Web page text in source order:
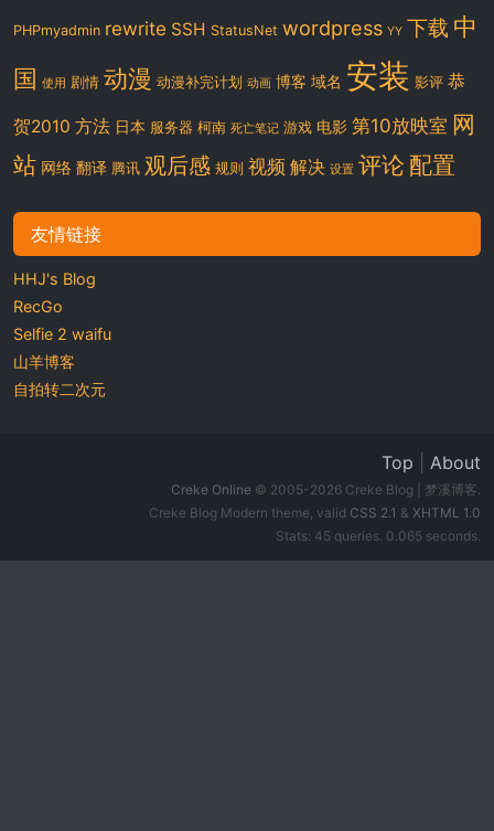
PHPmyadmin rewrite SSH StatusNet wordpress YY 下载 中
国 使用 剧情 动漫 动漫补完计划 动画 博客 域名 安装 影评 恭
贺2010 方法 日本 服务器 柯南 死亡笔记 游戏 电影 第10放映室 网
站 网络 翻译 腾讯 观后感 规则 视频 解决 设置 评论 配置
友情链接
HHJ's Blog
RecGo
Selfie 2 waifu
山羊博客
自拍转二次元
Top About
Creke Online © 2005-2026 Creke Blog | 梦溪博客.
Creke Blog Modern theme, valid CSS 2.1 & XHTML 1.0
Stats: 45 queries. 0.065 seconds.